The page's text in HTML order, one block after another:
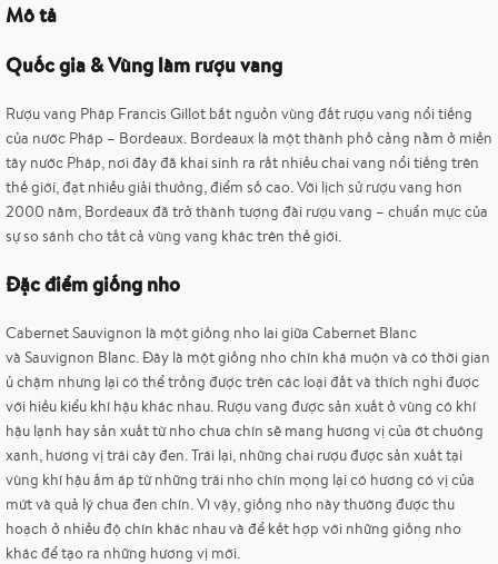
Mô tả
Quốc gia & Vùng làm rượu vang
Rượu vang Pháp Francis Gillot bắt nguồn vùng đất rượu vang nổi tiếng
của nước Pháp – Bordeaux. Bordeaux là một thành phố cảng nằm ở miền
tây nước Pháp, nơi đây đã khai sinh ra rất nhiều chai vang nổi tiếng trên
thế giới, đạt nhiều giải thưởng, điểm số cao. Với lịch sử rượu vang hơn
2000 năm, Bordeaux đã trở thành tượng đài rượu vang – chuẩn mực của
sự so sánh cho tất cả vùng vang khác trên thế giới.
Đặc điểm giống nho
Cabernet Sauvignon là một giống nho lai giữa Cabernet Blanc
và Sauvignon Blanc. Đây là một giống nho chín khá muộn và có thời gian
ủ chậm nhưng lại có thể trồng được trên các loại đất và thích nghi được
với hiều kiểu khí hậu khác nhau. Rượu vang được sản xuất ở vùng có khí
hậu lạnh hay sản xuất từ nho chưa chín sẽ mang hương vị của ớt chuông
xanh, hương vị trái cây đen. Trái lại, những chai rượu được sản xuất tại
vùng khí hậu ấm áp từ những trái nho chín mọng lại có hương có vị của
mứt và quả lý chua đen chín. Vì vậy, giống nho này thường được thu
hoạch ở nhiều độ chín khác nhau và để kết hợp với những giống nho
khác để tạo ra những hương vị mới.